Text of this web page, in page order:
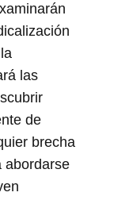
las
de
brecha
abordarse